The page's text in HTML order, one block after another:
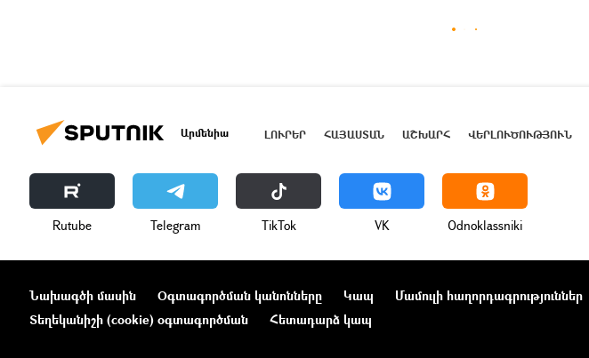
Արմենիա ԼՈՒՐԵՐ ՀԱՅԱՍՏԱՆ ԱՇԽԱՐՀ ՎԵՐԼՈՒԾՈՒԹՅՈՒՆ
Rutube Telegram ТikТоk VK Odnoklassniki
Նախագծի մասին Օգտագործման կանոնները Կապ Մամուլի հաղորդագրություններ
Տեղեկանիշի (cookie) օգտագործման
Հետադարձ կապ